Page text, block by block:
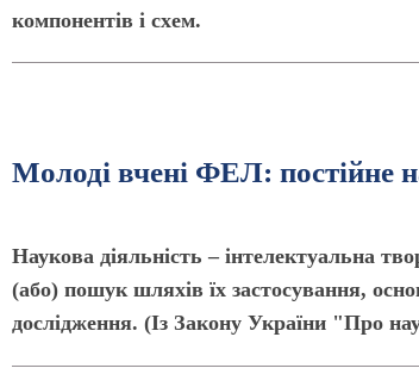
компонентів і схем.
Молоді вчені ФЕЛ: постійне
Наукова діяльність – інтелектуальна
(або) пошук шляхів їх застосування,
дослідження. (Із Закону України "Про